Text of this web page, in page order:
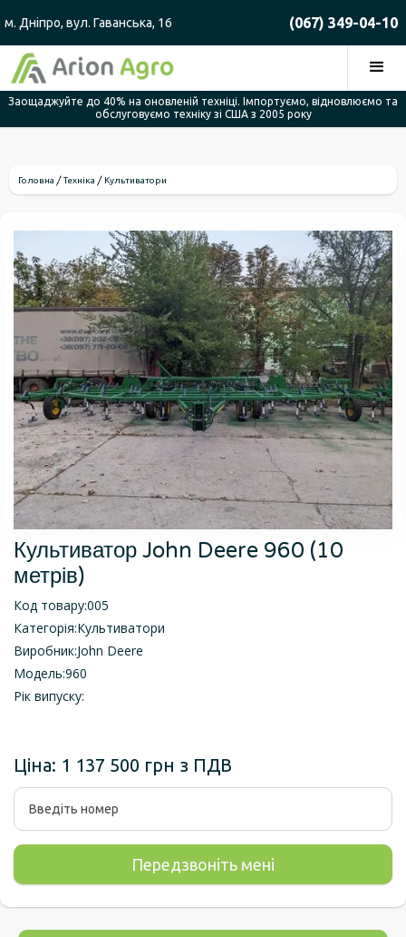
м. Дніпро, вул. Гаванська, 16 (067) 349-04-10
Заощаджуйте до 40% на оновленій техніці. Імпортуємо, відновлюємо та
обслуговуємо техніку зі США з 2005 року
Головна Техніка Культиватори
Культиватор John Deere 960 (10
метрів)
Код товару:005
Категорія:Культиватори
Виробник:John Deere
Модель:960
Рік випуску:
Ціна: 1 137 500 грн з ПДВ